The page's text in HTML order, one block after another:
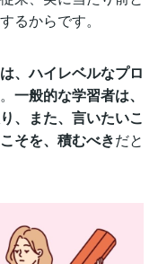
るからです。
、ハイレベルなプロ
一般的な学習者は、
、また、言いたいこ
そを、積むべきだと